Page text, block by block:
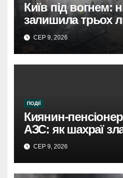
Київ під вогнем:
залишила трьох
лікарнях.
СЕР 9, 2026
ПОДІЇ
Киянин-
АЗС: як шахраї
річного чоловіка.
СЕР 9, 2026